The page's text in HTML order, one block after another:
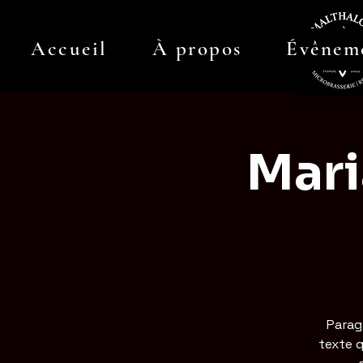
Accueil À propos
texte